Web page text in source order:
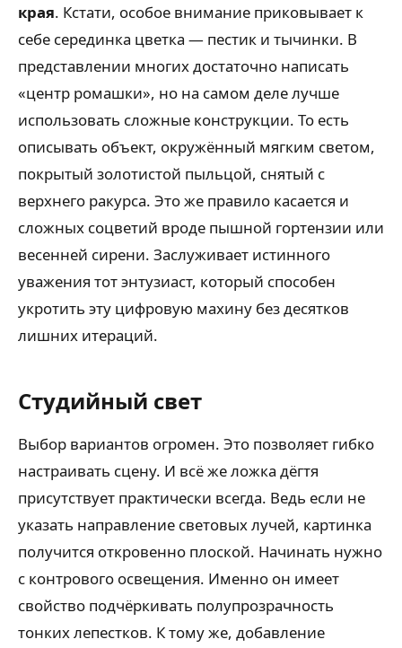
края. Кстати, особое внимание приковывает к
себе серединка цветка — пестик и тычинки. В
представлении многих достаточно написать
«центр ромашки», но на самом деле лучше
использовать сложные конструкции. То есть
описывать объект, окружённый мягким светом,
покрытый золотистой пыльцой, снятый с
верхнего ракурса. Это же правило касается и
сложных соцветий вроде пышной гортензии или
весенней сирени. Заслуживает истинного
уважения тот энтузиаст, который способен
укротить эту цифровую махину без десятков
лишних итераций.
Студийный свет
Выбор вариантов огромен. Это позволяет гибко
настраивать сцену. И всё же ложка дёгтя
присутствует практически всегда. Ведь если не
указать направление световых лучей, картинка
получится откровенно плоской. Начинать нужно
с контрового освещения. Именно он имеет
свойство подчёркивать полупрозрачность
тонких лепестков. К тому же, добавление